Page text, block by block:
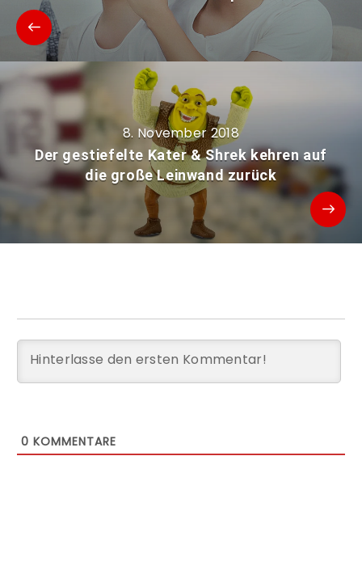
8. November 2018
Der gestiefelte Kater & Shrek kehren auf
die große Leinwand zurück
0 KOMMENTARE